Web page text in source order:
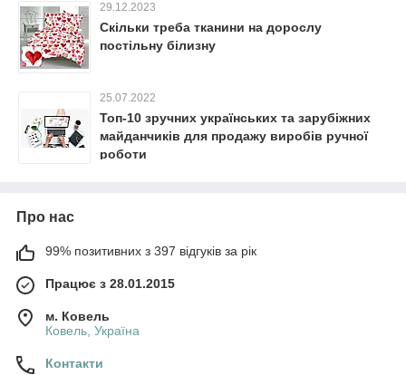
29.12.2023
Скільки треба тканини на дорослу
постільну білизну
25.07.2022
Топ-10 зручних українських та зарубіжних
майданчиків для продажу виробів ручної
роботи
Про нас
99% позитивних з 397 відгуків за рік
Працює з 28.01.2015
м. Ковель
Ковель, Україна
Контакти